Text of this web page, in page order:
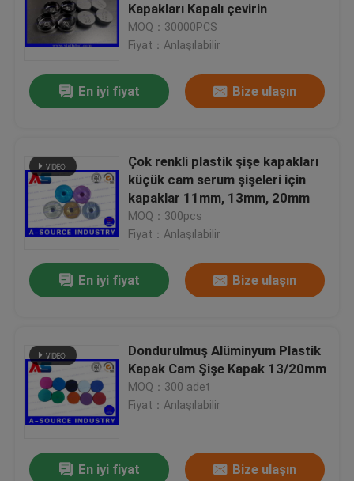
Kapakları Kapalı çevirin
MOQ：30000PCS
Fiyat：Anlaşılabilir
En iyi fiyat Bize ulaşın
Çok renkli plastik şişe kapakları
küçük cam serum şişeleri için
kapaklar 11mm, 13mm, 20mm
MOQ：300pcs
Fiyat：Anlaşılabilir
En iyi fiyat Bize ulaşın
Dondurulmuş Alüminyum Plastik
Kapak Cam Şişe Kapak 13/20mm
MOQ：300 adet
Fiyat：Anlaşılabilir
En iyi fiyat Bize ulaşın